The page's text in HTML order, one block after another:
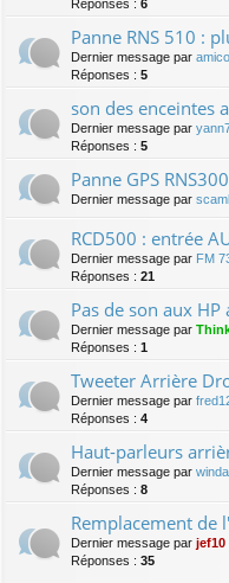
Réponses : 6
Panne RNS 510 :
Dernier message par
Réponses : 5
son des enceintes
Dernier message par
Réponses : 5
Panne GPS
Dernier message par
RCD500 : entrée
Dernier message par FM
Réponses : 21
Pas de son aux HP
Dernier message par
Réponses : 1
Tweeter Arrière
Dernier message par
Réponses : 4
Haut-parleurs
Dernier message par
Réponses : 8
Remplacement de
Dernier message par jef10
Réponses : 35